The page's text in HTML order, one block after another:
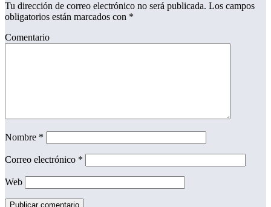
Tu dirección de correo electrónico no será publicada. Los campos
obligatorios están marcados con *
Comentario
Nombre *
Correo electrónico *
Web